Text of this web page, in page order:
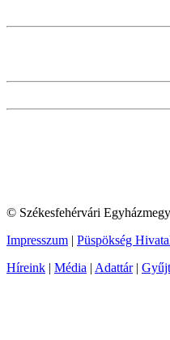
© Székesfehérvári
Impresszum | Püspökség
Híreink | Média | Adattár|